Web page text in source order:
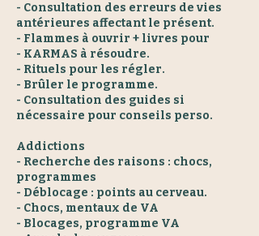
- Consultation des erreurs de vies
antérieures affectant le présent.
- Flammes à ouvrir + livres pour
- KARMAS à résoudre.
- Rituels pour les régler.
- Brûler le programme.
- Consultation des guides si
nécessaire pour conseils perso.
Addictions
- Recherche des raisons : chocs,
programmes
- Déblocage : points au cerveau.
- Chocs, mentaux de VA
- Blocages, programme VA